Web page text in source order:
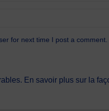
for next time I post a comment.
En savoir plus sur la